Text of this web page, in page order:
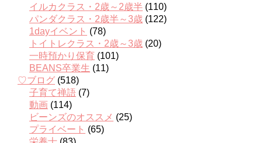
イルカクラス・2歳～2歳半 (110)
パンダクラス・2歳半～3歳 (122)
1dayイベント (78)
トイトレクラス・2歳～3歳 (20)
一時預かり保育 (101)
BEANS卒業生 (11)
♡ブログ (518)
子育て禅語 (7)
動画 (114)
ビーンズのオススメ (25)
プライベート (65)